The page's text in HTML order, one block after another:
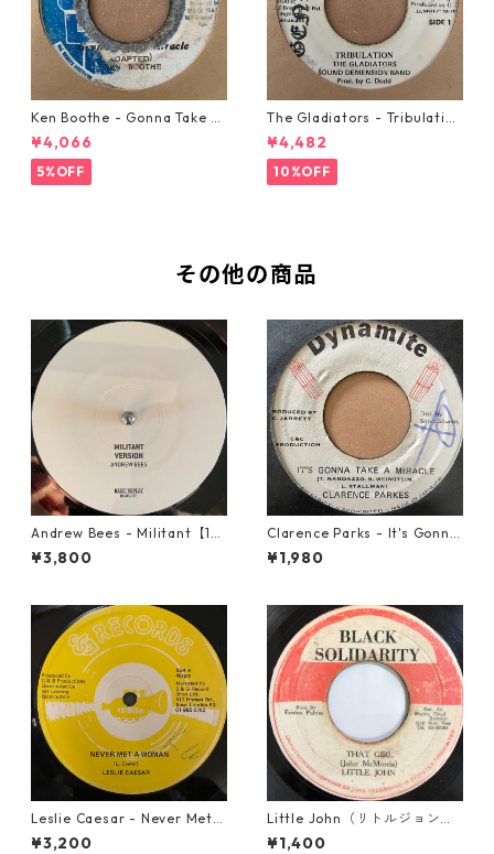
Ken Boothe - Gonna Take A
Miracle【7-21362】
¥4,066
5%OFF
The Gladiators - Tribulation
【7-21365】
¥4,482
10%OFF
その他の商品
Andrew Bees ‎- Militant【12-
50066】
¥3,800
Clarence Parks - It's Gonna
Take A Miracle【7-21096】
¥1,980
Leslie Caesar - Never Met A
Woman【12-50067】
¥3,200
Little John（リトルジョン）
- That Girl 【7-20045】
¥1,400